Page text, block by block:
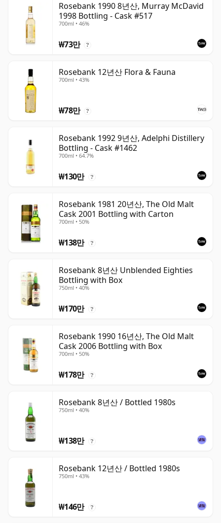
Rosebank 1990 8년산, Murray McDavid
1998 Bottling - Cask #517
700ml • 46%
₩73만 ?
Rosebank 12년산 Flora & Fauna
700ml • 43%
₩78만 ?
Rosebank 1992 9년산, Adelphi Distillery
Bottling - Cask #1462
700ml • 64.7%
₩130만 ?
Rosebank 1981 20년산, The Old Malt
Cask 2001 Bottling with Carton
700ml • 50%
₩138만 ?
Rosebank 8년산 Unblended Eighties
Bottling with Box
750ml • 40%
₩170만 ?
Rosebank 1990 16년산, The Old Malt
Cask 2006 Bottling with Box
700ml • 50%
₩178만 ?
Rosebank 8년산 / Bottled 1980s
750ml • 40%
₩138만 ?
Rosebank 12년산 / Bottled 1980s
750ml • 43%
₩146만 ?